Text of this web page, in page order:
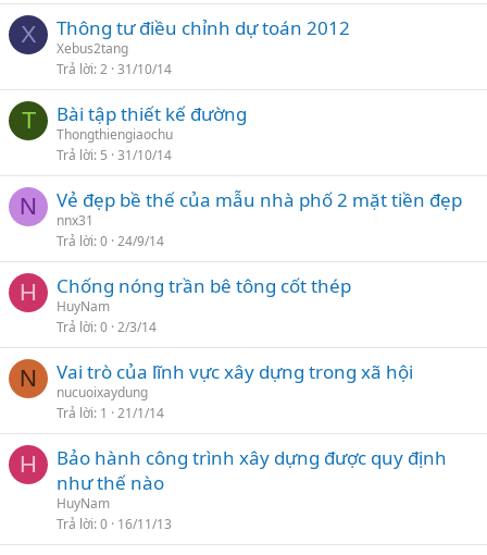
X Thông tư điều chỉnh dự toán 2012
Xebus2tang
Trả lời 2 31/10/14
T Bài tập thiết kế đường
Thongthiengiaochu
Trả lời 5 31/10/14
N Vẻ đẹp bề thế của mẫu nhà phố 2 mặt tiền đẹp
nnx31
Trả lời 0 24/9/14
H Chống nóng trần bê tông cốt thép
HuyNam
Trả lời 0 2/3/14
N Vai trò của lĩnh vực xây dựng trong xã hội
nucuoixaydung
Trả lời 1 21/1/14
H
Bảo hành công trình xây dựng được quy định
như thế nào
HuyNam
Trả lời 0 16/11/13